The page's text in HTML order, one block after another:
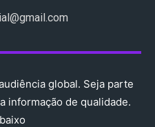
global. Seja parte
informação de qualidade.